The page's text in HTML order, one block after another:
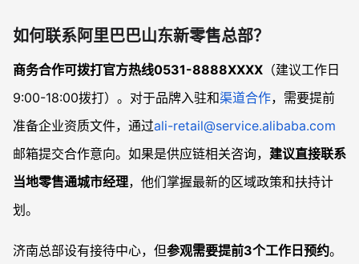
如何联系阿里巴巴山东新零售总部？
商务合作可拨打官方热线0531-8888XXXX （建议工作日
9:00-18:00拨打）。对于品牌入驻和渠道合作，需要提前
准备企业资质文件，通过ali-retail@service.alibaba.com
邮箱提交合作意向。如果是供应链相关咨询， 建议直接联系
当地零售通城市经理，他们掌握最新的区域政策和扶持计
划。
济南总部设有接待中心，但参观需要提前3个工作日预约。